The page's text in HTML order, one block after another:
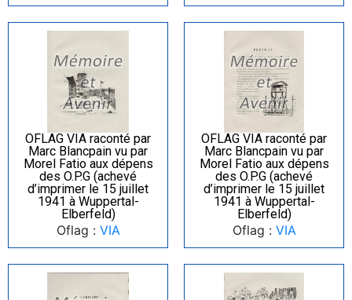
OFLAG VIA raconté par
Marc Blancpain vu par
Morel Fatio aux dépens
des O.P.G (achevé
d’imprimer le 15 juillet
1941 à Wuppertal-
Elberfeld)
Oflag : VIA
OFLAG VIA raconté par
Marc Blancpain vu par
Morel Fatio aux dépens
des O.P.G (achevé
d’imprimer le 15 juillet
1941 à Wuppertal-
Elberfeld)
Oflag : VIA